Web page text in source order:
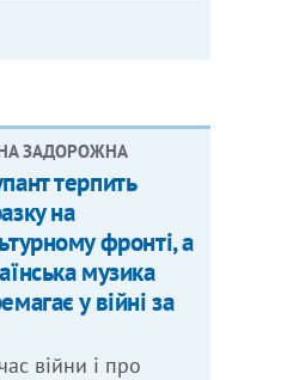
ЗАДОРОЖНА
терпить
на
фронті, а
музика
у війні за
війни і про